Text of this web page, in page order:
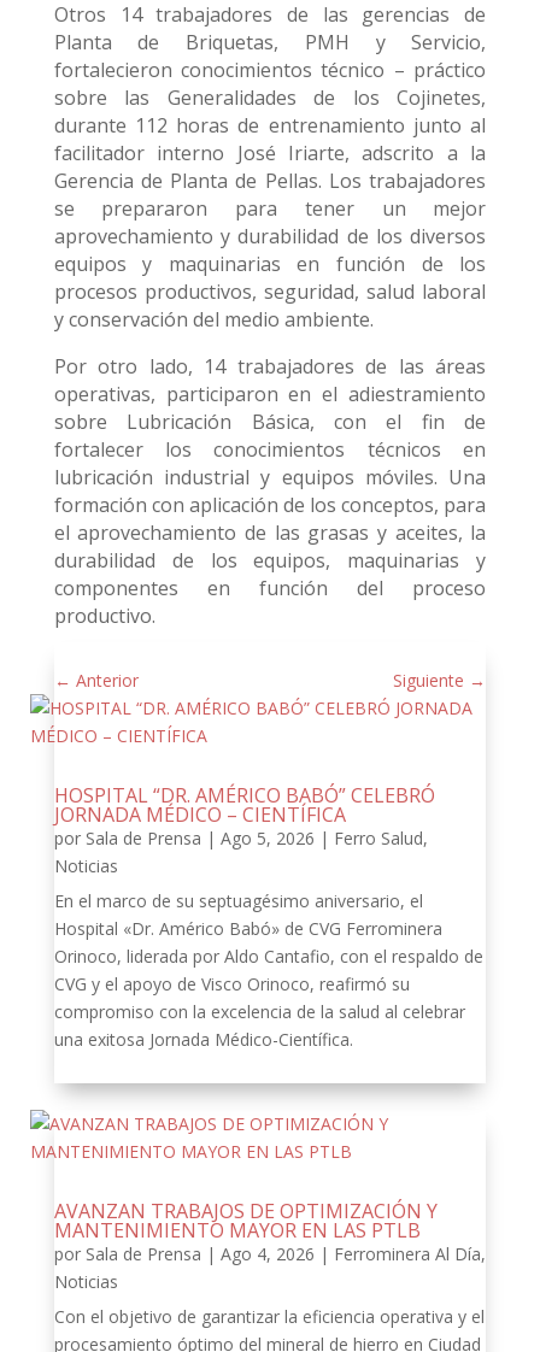
Otros 14 trabajadores de las gerencias de
Planta de Briquetas, PMH y Servicio,
fortalecieron conocimientos técnico – práctico
sobre las Generalidades de los Cojinetes,
durante 112 horas de entrenamiento junto al
facilitador interno José Iriarte, adscrito a la
Gerencia de Planta de Pellas. Los trabajadores
se prepararon para tener un mejor
aprovechamiento y durabilidad de los diversos
equipos y maquinarias en función de los
procesos productivos, seguridad, salud laboral
y conservación del medio ambiente.
Por otro lado, 14 trabajadores de las áreas
operativas, participaron en el adiestramiento
sobre Lubricación Básica, con el fin de
fortalecer los conocimientos técnicos en
lubricación industrial y equipos móviles. Una
formación con aplicación de los conceptos, para
el aprovechamiento de las grasas y aceites, la
durabilidad de los equipos, maquinarias y
componentes en función del proceso
productivo.
← Anterior Siguiente →
HOSPITAL “DR. AMÉRICO BABÓ” CELEBRÓ
JORNADA MÉDICO – CIENTÍFICA
por Sala de Prensa | Ago 5, 2026 | Ferro Salud,
Noticias
En el marco de su septuagésimo aniversario, el
Hospital «Dr. Américo Babó» de CVG Ferrominera
Orinoco, liderada por Aldo Cantafio, con el respaldo de
CVG y el apoyo de Visco Orinoco, reafirmó su
compromiso con la excelencia de la salud al celebrar
una exitosa Jornada Médico-Científica.
AVANZAN TRABAJOS DE OPTIMIZACIÓN Y
MANTENIMIENTO MAYOR EN LAS PTLB
por Sala de Prensa | Ago 4, 2026 | Ferrominera Al Día,
Noticias
Con el objetivo de garantizar la eficiencia operativa y el
procesamiento óptimo del mineral de hierro en Ciudad